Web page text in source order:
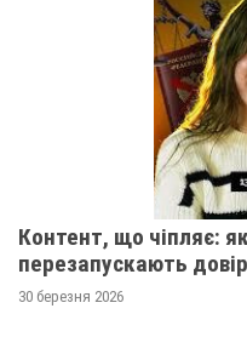
Контент, що чіпляє:
перезапускають
30 березня 2026